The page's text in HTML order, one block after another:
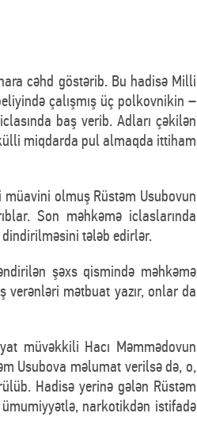
cəhd göstərib. Bu hadisə Milli
çalışmış üç polkovnikin –
baş verib. Adları çəkilən
miqdarda pul almaqda ittiham
olmuş Rüstəm Usubovun
Son məhkəmə iclaslarında
dindirilməsini tələb edirlər.
şəxs qismində məhkəmə
verənləri mətbuat yazır, onlar da
müvəkkili Hacı Məmmədovun
Usubova məlumat verilsə də, o,
Hadisə yerinə gələn Rüstəm
narkotikdən istifadə